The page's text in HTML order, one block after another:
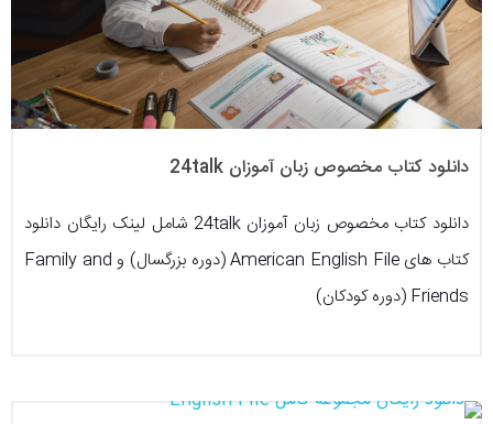
دانلود کتاب مخصوص زبان آموزان 24talk
دانلود کتاب مخصوص زبان آموزان 24talk شامل لینک رایگان دانلود
کتاب های American English File (دوره بزرگسال) و Family and
Friends (دوره کودکان)